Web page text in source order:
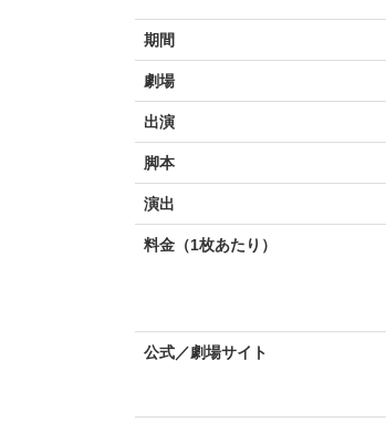
期間
劇場
出演
脚本
演出
料金（1枚あたり）
公式／劇場サイト